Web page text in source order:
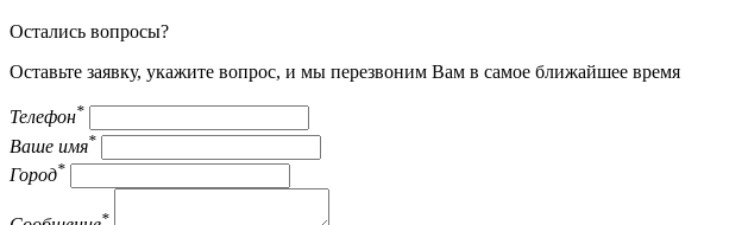
Остались вопросы?
Оставьте заявку, укажите вопрос, и мы перезвоним Вам в самое ближайшее время
Телефон*
Ваше имя*
Город*
*